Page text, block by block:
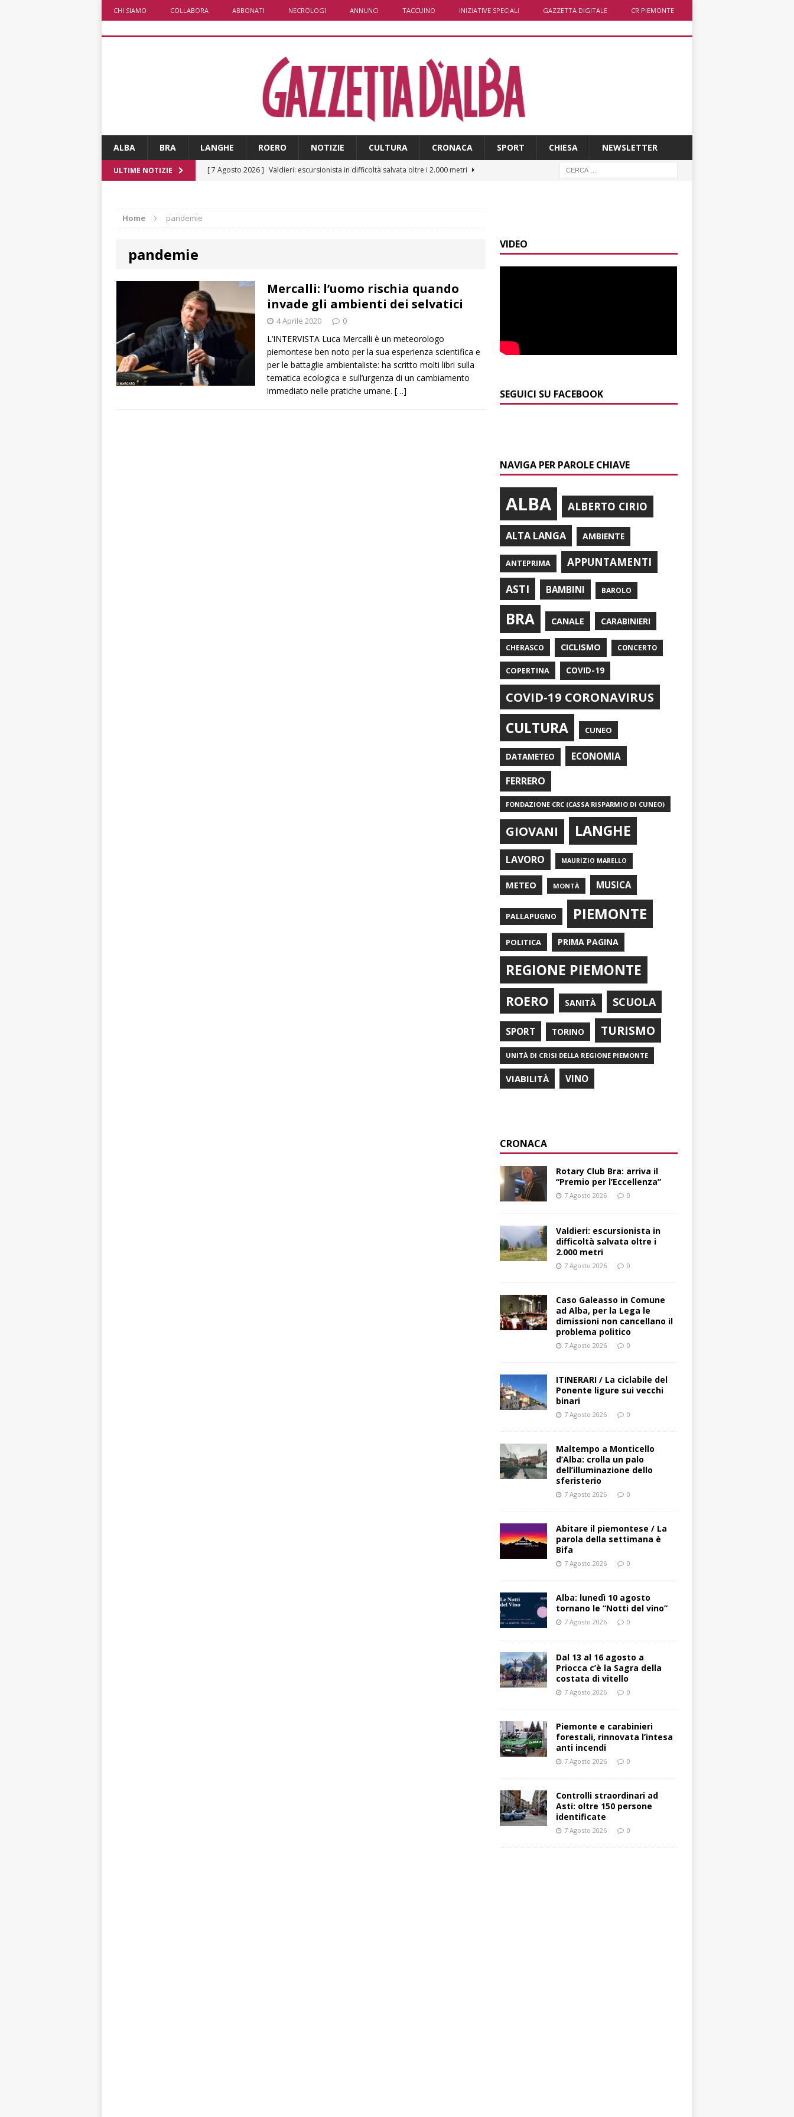
CHI SIAMO COLLABORA ABBONATI NECROLOGI ANNUNCI TACCUINO INIZIATIVE SPECIALI GAZZETTA DIGITALE CR PIEMONTE
ALBA BRA LANGHE ROERO NOTIZIE CULTURA CRONACA SPORT CHIESA NEWSLETTER
ULTIME NOTIZIE [ 7 Agosto 2026 ] Valdieri: escursionista in difficoltà salvata oltre i 2.000 metri
[ 7 Agosto 2026 ]
Maltempo a Monticello d’Alba: crolla un palo dell’illuminazione
dello sferisterio
PRIMO PIANO
[ 7 Agosto 2026 ]
CULTURA
[ 7 Agosto 2026 ]
Alba: lunedì 10 agosto tornano le “Notti del vino”
ALBA
Dal 13 al 16 agosto a Priocca c’è la Sagra della costata di
Home pandemie
pandemie
Mercalli: l’uomo rischia quando
invade gli ambienti dei selvatici
4 Aprile 2020 0
L’INTERVISTA Luca Mercalli è un meteorologo
piemontese ben noto per la sua esperienza scientifica e
per le battaglie ambientaliste: ha scritto molti libri sulla
tematica ecologica e sull’urgenza di un cambiamento
immediato nelle pratiche umane. […]
VIDEO
SEGUICI SU FACEBOOK
NAVIGA PER PAROLE CHIAVE
ALBA ALBERTO CIRIO
ALTA LANGA AMBIENTE
ANTEPRIMA
APPUNTAMENTI
ASTI
BAMBINI BAROLO
BRA CANALE CARABINIERI
CHERASCO CICLISMO CONCERTO
COPERTINA COVID-19
COVID-19 CORONAVIRUS
CULTURA CUNEO
DATAMETEO ECONOMIA
FERRERO
FONDAZIONE CRC (CASSA RISPARMIO DI CUNEO)
GIOVANI LANGHE
LAVORO MAURIZIO MARELLO
METEO MONTÀ MUSICA
PALLAPUGNO PIEMONTE
POLITICA PRIMA PAGINA
REGIONE PIEMONTE
ROERO SANITÀ SCUOLA
SPORT TORINO TURISMO
UNITÀ DI CRISI DELLA REGIONE PIEMONTE
VIABILITÀ VINO
CRONACA
Rotary Club Bra: arriva il
“Premio per l’Eccellenza”
7 Agosto 2026 0
Valdieri: escursionista in
difficoltà salvata oltre i
2.000 metri
7 Agosto 2026 0
Caso Galeasso in Comune
ad Alba, per la Lega le
dimissioni non cancellano il
problema politico
7 Agosto 2026 0
ITINERARI / La ciclabile del
Ponente ligure sui vecchi
binari
7 Agosto 2026 0
Maltempo a Monticello
d’Alba: crolla un palo
dell’illuminazione dello
sferisterio
7 Agosto 2026 0
Abitare il piemontese / La
parola della settimana è
Bifa
7 Agosto 2026 0
Alba: lunedì 10 agosto
tornano le “Notti del vino”
7 Agosto 2026 0
Dal 13 al 16 agosto a
Priocca c’è la Sagra della
costata di vitello
7 Agosto 2026 0
Piemonte e carabinieri
forestali, rinnovata l’intesa
anti incendi
7 Agosto 2026 0
Controlli straordinari ad
Asti: oltre 150 persone
identificate
7 Agosto 2026 0